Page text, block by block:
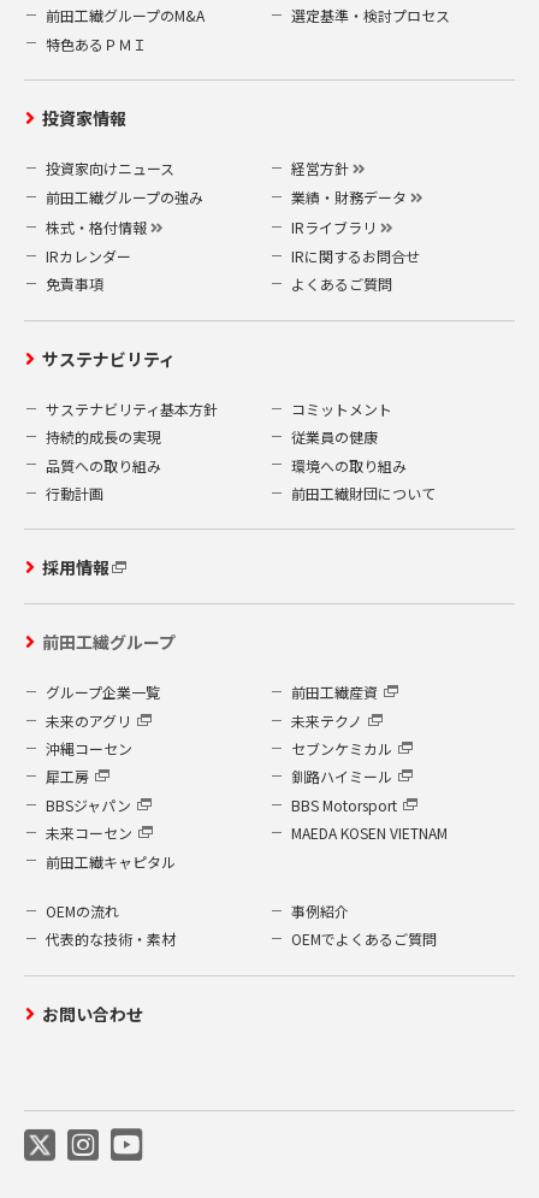
前田工繊グループのM&A
選定基準・検討プロセス
特色あるＰＭＩ
投資家情報
投資家向けニュース
経営方針
前田工繊グループの強み
業績・財務データ
株式・格付情報
IRライブラリ
IRカレンダー
IRに関するお問合せ
免責事項
よくあるご質問
サステナビリティ
サステナビリティ基本方針
コミットメント
持続的成長の実現
従業員の健康
品質への取り組み
環境への取り組み
行動計画
前田工繊財団について
採用情報
前田工繊グループ
グループ企業一覧
前田工繊産資
未来のアグリ
未来テクノ
沖縄コーセン
セブンケミカル
犀工房
釧路ハイミール
BBSジャパン
BBS Motorsport
未来コーセン
MAEDA KOSEN VIETNAM
前田工繊キャピタル
OEMの流れ
事例紹介
代表的な技術・素材
OEMでよくあるご質問
お問い合わせ